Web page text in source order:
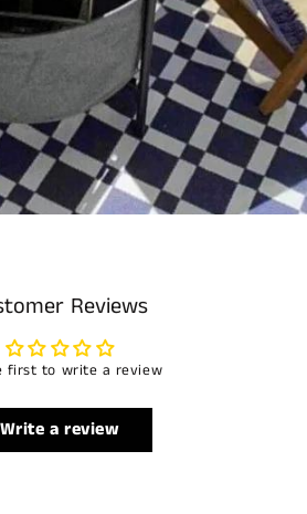
Reviews
first to write a review
Write a review